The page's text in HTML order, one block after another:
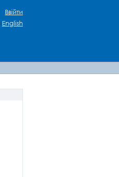
Ввійти
English